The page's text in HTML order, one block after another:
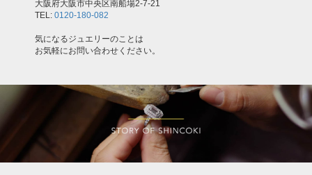
大阪府大阪市中央区南船場2-7-21
TEL: 0120-180-082
気になるジュエリーのことは
お気軽にお問い合わせください。